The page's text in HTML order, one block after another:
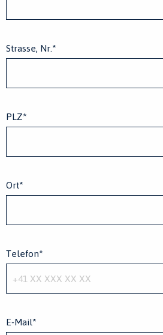
Strasse, Nr.*
PLZ*
Ort*
Telefon*
E-Mail*